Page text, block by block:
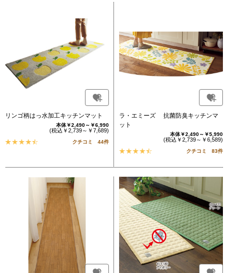
リンゴ柄はっ水加工キッチンマット
本体￥2,490～￥6,990
(税込￥2,739～￥7,689)
クチコミ 44件
ラ・エミーズ 抗菌防臭キッチンマ
ット
本体￥2,490～￥5,990
(税込￥2,739～￥6,589)
クチコミ 83件